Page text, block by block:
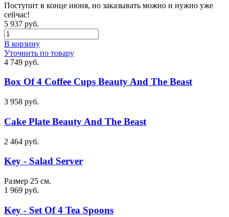
Поступит в конце июня, но заказывать можно и нужно уже
сейчас!
5 937 руб.
В корзину
Уточнить по товару
4 749 руб.
Box Of 4 Coffee Cups Beauty And The Beast
3 958 руб.
Cake Plate Beauty And The Beast
2 464 руб.
Key - Salad Server
Размер 25 см.
1 969 руб.
Key - Set Of 4 Tea Spoons